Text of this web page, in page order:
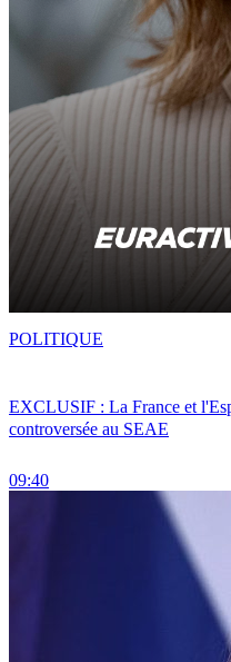
EXCLUSIF : La France et
controversée au SEAE
09:40
POLITIQUE